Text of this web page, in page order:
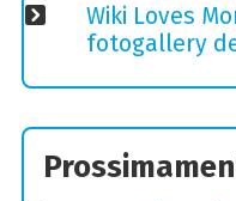
Wiki Loves
fotogallery